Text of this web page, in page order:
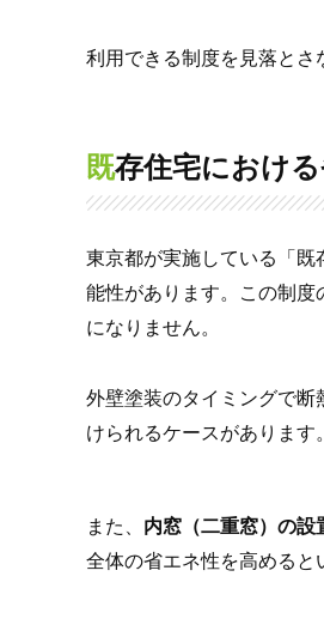
利用できる制度を見落と
既存住宅におけ
東京都が実施している「
能性があります。この制
になりません。
外壁塗装のタイミングで
けられるケースがありま
また、 内窓（二重窓）の設
全体の省エネ性を高めると